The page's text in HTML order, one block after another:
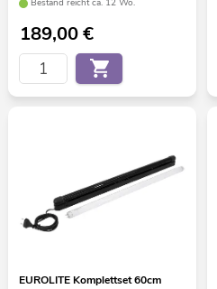
Bestand reicht ca. 12 Wo.
189,00€
EUROLITE Komplettset 60cm